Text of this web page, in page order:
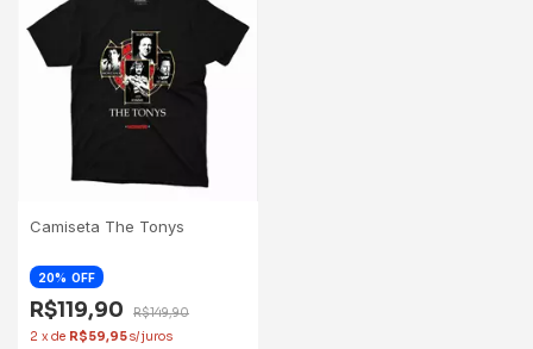
Camiseta The Tonys
20 OFF
R$119,90
R$149,90
2 x de R$59,95